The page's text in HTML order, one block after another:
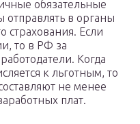
обязательные
в органы
страхования. Если
то в РФ за
Когда
к льготным, то
не менее
плат.